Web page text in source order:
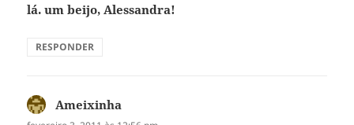
lá. um beijo, Alessandra!
RESPONDER
Ameixinha